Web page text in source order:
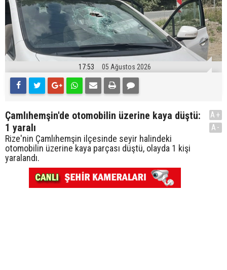
17:53 05 Ağustos 2026
Çamlıhemşin'de otomobilin üzerine kaya düştü:
1 yaralı
Rize'nin Çamlıhemşin ilçesinde seyir halindeki
otomobilin üzerine kaya parçası düştü, olayda 1 kişi
yaralandı.
A+
A-